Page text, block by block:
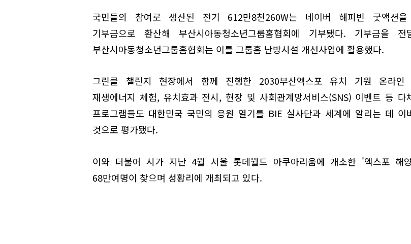
국민들의 참여로 생산된 전기 612만8천260W는 네이버 해피빈 굿액션
기부금으로 환산해 부산시아동청소년그룹홈협회에 기부됐다. 기부금을 전
부산시아동청소년그룹홈협회는 이를 그룹홈 난방시설 개선사업에 활용했다.
그린클 챌린지 현장에서 함께 진행한 2030부산엑스포 유치 기원 온라인
재생에너지 체험, 유치효과 전시, 현장 및 사회관계망서비스(SNS) 이벤트 등 다
프로그램들도 대한민국 국민의 응원 열기를 BIE 실사단과 세계에 알리는 데 이
것으로 평가됐다.
이와 더불어 시가 지난 4월 서울 롯데월드 아쿠아리움에 개소한 '엑스포 해
68만여명이 찾으며 성황리에 개최되고 있다.